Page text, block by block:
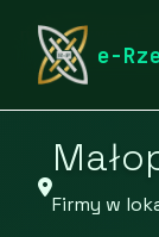
e-
rymarstwo-
Firmy w